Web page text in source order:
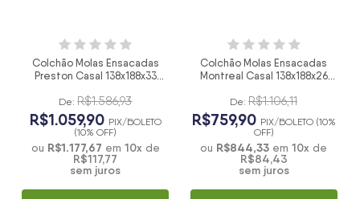
Colchão Molas Ensacadas
Preston Casal 138x188x33
De: R$1.586,93
R$1.059,90 PIX/BOLETO
(10% OFF)
ou R$1.177,67 em 10x de
R$117,77
sem juros
Colchão Molas Ensacadas
Montreal Casal 138x188x26
De: R$1.106,11
R$759,90 PIX/BOLETO (10%
OFF)
ou R$844,33 em10x de
R$84,43
sem juros